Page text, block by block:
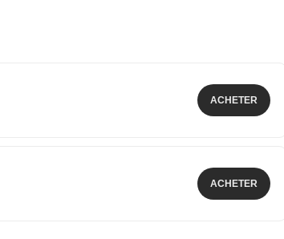
ACHETER
ACHETER